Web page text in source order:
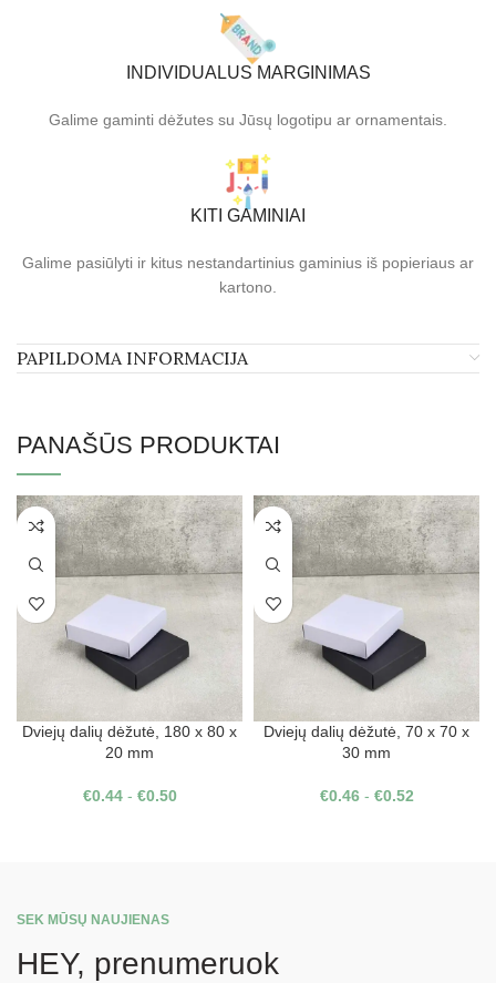
INDIVIDUALUS MARGINIMAS
Galime gaminti dėžutes su Jūsų logotipu ar ornamentais.
KITI GAMINIAI
Galime pasiūlyti ir kitus nestandartinius gaminius iš popieriaus ar
kartono.
PAPILDOMA INFORMACIJA
PANAŠŪS PRODUKTAI
Dviejų dalių dėžutė, 180 x 80 x
20 mm
€0.44- €0.50
Dviejų dalių dėžutė, 70 x 70 x
30 mm
€0.46- €0.52
SEK MŪSŲ NAUJIENAS
HEY, prenumeruok